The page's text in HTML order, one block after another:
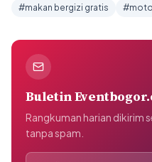
#makan bergizi gratis
Buletin
Rangkuman harian dikirim
tanpa spam.